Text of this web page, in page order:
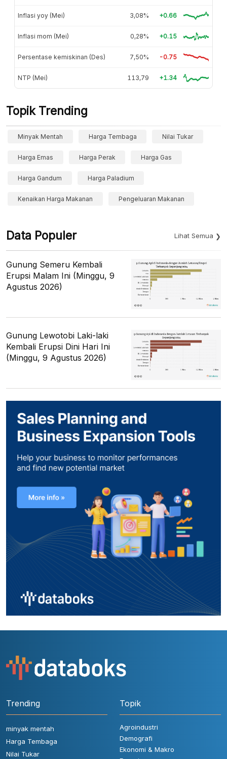
Inflasi yoy (Mei) 3,08% +0.66
Inflasi mom (Mei) 0,28% +0.15
Persentase kemiskinan (Des) 7,50% -0.75
NTP (Mei) 113,79 +1.34
Topik Trending
Minyak Mentah Harga Tembaga Nilai Tukar
Harga Emas Harga Perak Harga Gas
Harga Gandum Harga Paladium
Kenaikan Harga Makanan Pengeluaran Makanan
Data Populer Lihat Semua
Gunung Semeru Kembali
Erupsi Malam Ini (Minggu, 9
Agustus 2026)
Gunung Lewotobi Laki-laki
Kembali Erupsi Dini Hari Ini
(Minggu, 9 Agustus 2026)
Trending
minyak mentah
Harga Tembaga
Nilai Tukar
Topik
Agroindustri
Demografi
Ekonomi & Makro